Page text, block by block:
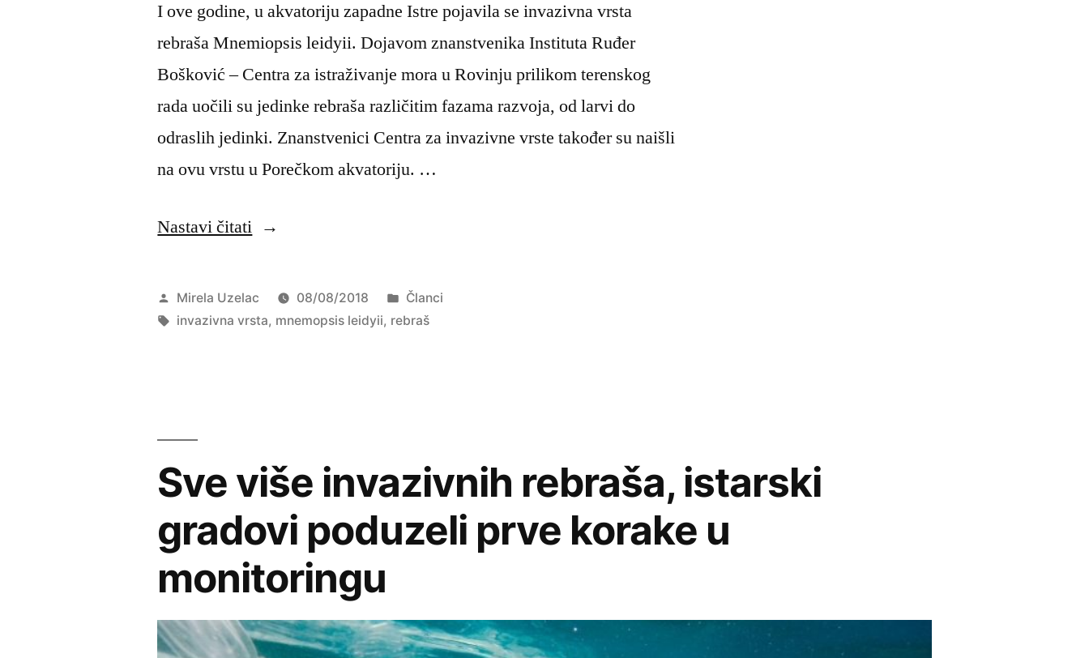
I ove godine, u akvatoriju zapadne Istre pojavila se invazivna vrsta
rebraša Mnemiopsis leidyii. Dojavom znanstvenika Instituta Ruđer
Bošković – Centra za istraživanje mora u Rovinju prilikom terenskog
rada uočili su jedinke rebraša različitim fazama razvoja, od larvi do
odraslih jedinki. Znanstvenici Centra za invazivne vrste također su naišli
na ovu vrstu u Porečkom akvatoriju. …
Nastavi čitati“Pojavili
se
rebraši”
Objavio
Mirela Uzelac 08/08/2018
Objavljeno
u
Članci
Oznake:
invazivna vrsta, mnemopsis leidyii, rebraš
Sve više invazivnih rebraša, istarski
gradovi poduzeli prve korake u
monitoringu